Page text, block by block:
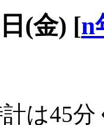
(金) [n
は45